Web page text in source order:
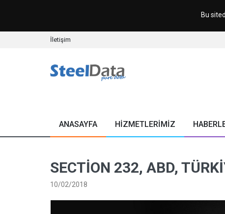
Bu
İletişim
ANASAYFA HİZMETLERİMİZ
SECTION 232, ABD,
10/02/2018